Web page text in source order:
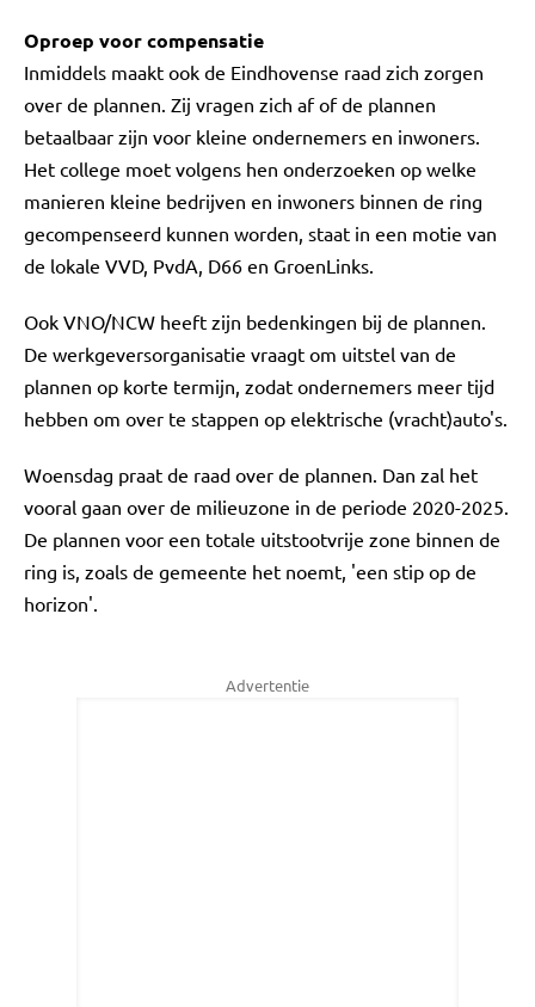
Oproep voor compensatie
Inmiddels maakt ook de Eindhovense raad zich zorgen
over de plannen. Zij vragen zich af of de plannen
betaalbaar zijn voor kleine ondernemers en inwoners.
Het college moet volgens hen onderzoeken op welke
manieren kleine bedrijven en inwoners binnen de ring
gecompenseerd kunnen worden, staat in een motie van
de lokale VVD, PvdA, D66 en GroenLinks.
Ook VNO/NCW heeft zijn bedenkingen bij de plannen.
De werkgeversorganisatie vraagt om uitstel van de
plannen op korte termijn, zodat ondernemers meer tijd
hebben om over te stappen op elektrische (vracht)auto's.
Woensdag praat de raad over de plannen. Dan zal het
vooral gaan over de milieuzone in de periode 2020-2025.
De plannen voor een totale uitstootvrije zone binnen de
ring is, zoals de gemeente het noemt, 'een stip op de
horizon'.
Advertentie